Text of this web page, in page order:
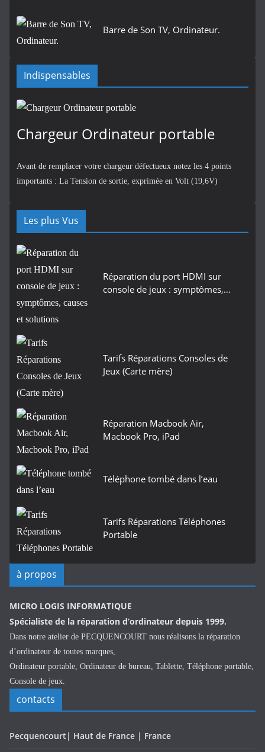
Barre de Son TV, Ordinateur.
Indispensables
Chargeur Ordinateur portable
Avant de remplacer votre chargeur défectueux notez les 4 points
importants : La Tension de sortie, exprimée en Volt (19,6V)
Les plus Vus
Réparation du port HDMI sur
console de jeux : symptômes,…
Tarifs Réparations Consoles de
Jeux (Carte mère)
Réparation Macbook Air,
Macbook Pro, iPad
Téléphone tombé dans l’eau
Tarifs Réparations Téléphones
Portable
à propos
MICRO LOGIS INFORMATIQUE
Spécialiste de la réparation d’ordinateur depuis 1999.
Dans notre atelier de PECQUENCOURT nous réalisons la réparation
d’ordinateur de toutes marques,
Ordinateur portable, Ordinateur de bureau, Tablette, Téléphone portable,
Console de jeux.
contacts
Pecquencourt| Haut de France | France